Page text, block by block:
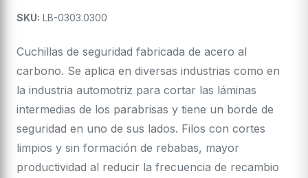
SKU: LB-0303.0300
Cuchillas de seguridad fabricada de acero al
carbono. Se aplica en diversas industrias como en
la industria automotriz para cortar las láminas
intermedias de los parabrisas y tiene un borde de
seguridad en uno de sus lados. Filos con cortes
limpios y sin formación de rebabas, mayor
productividad al reducir la frecuencia de recambio